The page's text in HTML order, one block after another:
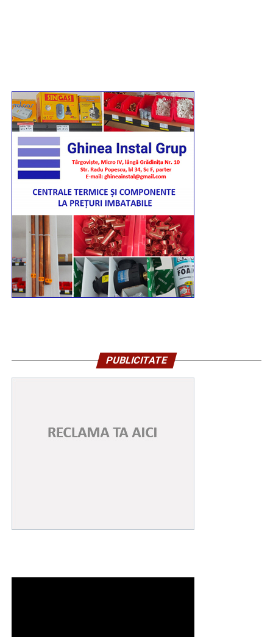
PUBLICITATE